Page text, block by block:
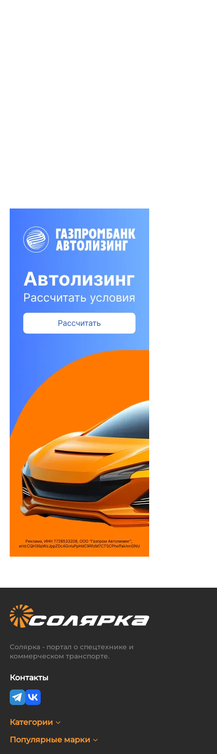
Солярка - портал о спецтехнике и
коммерческом транспорте.
Контакты
Категории
Популярные марки